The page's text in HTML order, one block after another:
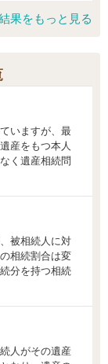
果をもっと見る
いますが、最
産をもつ本人
く遺産相続問
被相続人に対
相続割合は変
分を持つ相続
人がその遺産